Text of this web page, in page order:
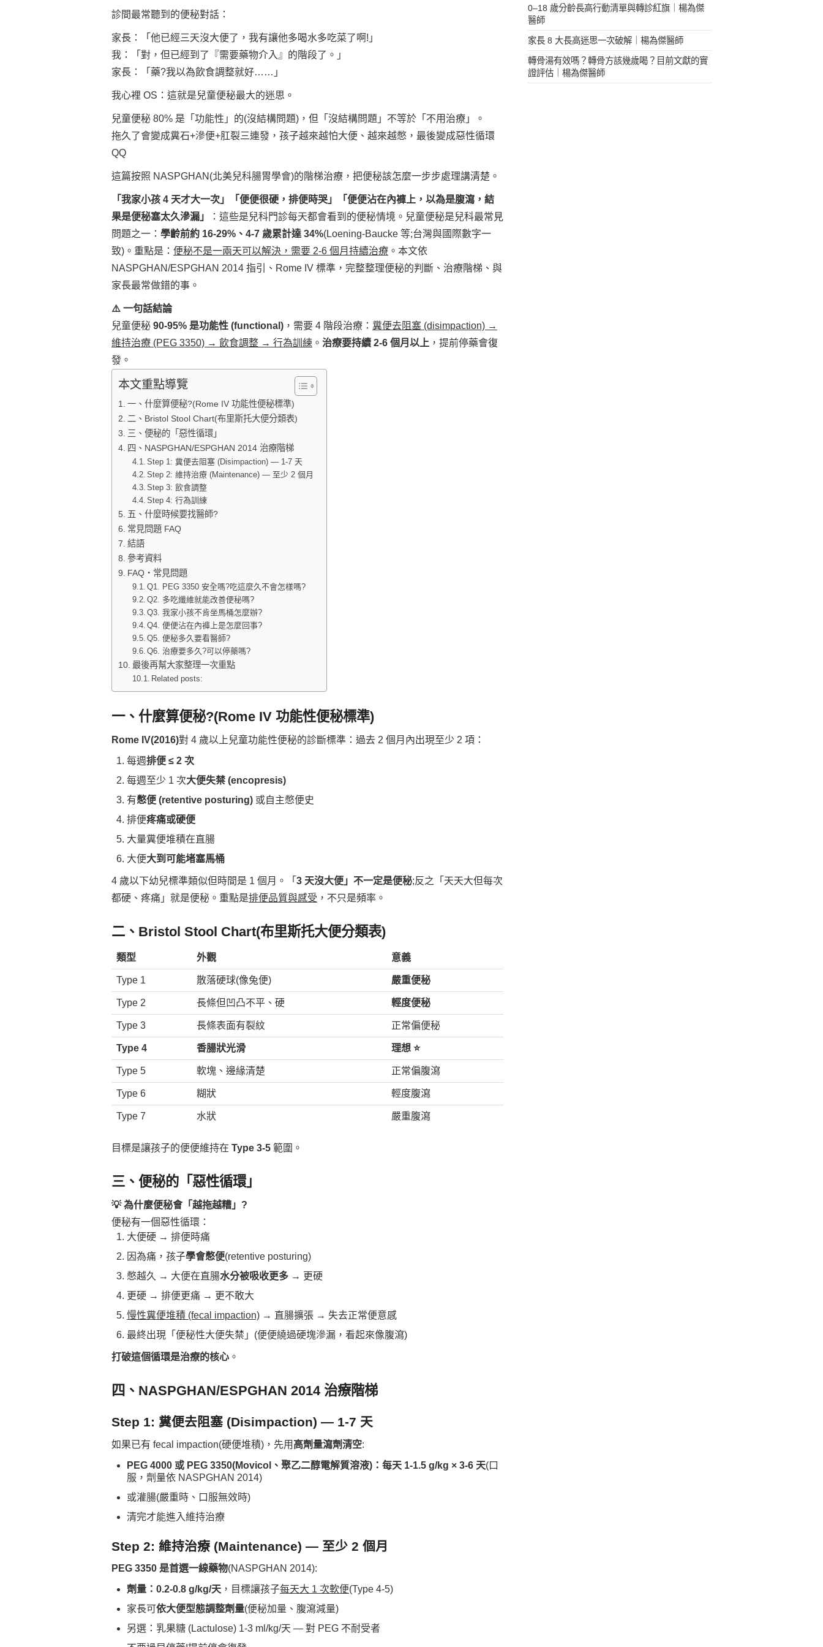
診間最常聽到的便秘對話：
家長：「他已經三天沒大便了，我有讓他多喝水多吃菜了啊!」
我：「對，但已經到了『需要藥物介入』的階段了。」
家長：「藥?我以為飲食調整就好……」
我心裡 OS：這就是兒童便秘最大的迷思。
兒童便秘 80% 是「功能性」的(沒結構問題)，但「沒結構問題」不等於「不用治療」。
拖久了會變成糞石+滲便+肛裂三連發，孩子越來越怕大便、越來越憋，最後變成惡性循環
QQ
這篇按照 NASPGHAN(北美兒科腸胃學會)的階梯治療，把便秘該怎麼一步步處理講清楚。
「我家小孩 4 天才大一次」「便便很硬，排便時哭」「便便沾在內褲上，以為是腹瀉，結
果是便秘塞太久滲漏」
：這些是兒科門診每天都會看到的便秘情境。兒童便秘是兒科最常見
問題之一： 學齡前約 16-29%、4-7 歲累計達 34%(Loening-Baucke 等;台灣與國際數字一
致)。重點是： 便秘不是一兩天可以解決，需要 2-6 個月持續治療 。本文依
NASPGHAN/ESPGHAN 2014 指引、Rome IV 標準，完整整理便秘的判斷、治療階梯、與
家長最常做錯的事。
⚠️ 一句話結論
兒童便秘 90-95% 是功能性 (functional) ，需要 4 階段治療： 糞便去阻塞 (disimpaction) →
維持治療 (PEG 3350) → 飲食調整 → 行為訓練 。 治療要持續 2-6 個月以上 ，提前停藥會復
發。
本文重點導覽
一、什麼算便秘?(Rome IV 功能性便秘標準)
二、Bristol Stool Chart(布里斯托大便分類表)
三、便秘的「惡性循環」
四、NASPGHAN/ESPGHAN 2014 治療階梯
Step 1: 糞便去阻塞 (Disimpaction) — 1-7 天
Step 2: 維持治療 (Maintenance) — 至少 2 個月
Step 3: 飲食調整
Step 4: 行為訓練
五、什麼時候要找醫師?
常見問題 FAQ
結語
參考資料
FAQ・常見問題
Q1. PEG 3350 安全嗎?吃這麼久不會怎樣嗎?
Q2. 多吃纖維就能改善便秘嗎?
Q3. 我家小孩不肯坐馬桶怎麼辦?
Q4. 便便沾在內褲上是怎麼回事?
Q5. 便秘多久要看醫師?
Q6. 治療要多久?可以停藥嗎?
最後再幫大家整理一次重點
Related posts:
一、什麼算便秘?(Rome IV 功能性便秘標準)
Rome IV(2016)對 4 歲以上兒童功能性便秘的診斷標準：過去 2 個月內出現至少 2 項：
每週排便 ≤ 2 次
每週至少 1 次大便失禁 (encopresis)
有憋便 (retentive posturing) 或自主憋便史
排便疼痛或硬便
大量糞便堆積在直腸
大便大到可能堵塞馬桶
4 歲以下幼兒標準類似但時間是 1 個月。「 3 天沒大便」不一定是便秘;反之「天天大但每次
都硬、疼痛」就是便秘。重點是排便品質與感受 ，不只是頻率。
二、Bristol Stool Chart(布里斯托大便分類表)
類型 外觀 意義
Type 1 散落硬球(像兔便) 嚴重便秘
Type 2 長條但凹凸不平、硬 輕度便秘
Type 3 長條表面有裂紋 正常偏便秘
Type 4 香腸狀光滑 理想 ⭐
Type 5 軟塊、邊緣清楚 正常偏腹瀉
Type 6 糊狀 輕度腹瀉
Type 7 水狀 嚴重腹瀉
目標是讓孩子的便便維持在 Type 3-5 範圍。
三、便秘的「惡性循環」
💡 為什麼便秘會「越拖越糟」?
便秘有一個惡性循環：
大便硬 → 排便時痛
因為痛，孩子學會憋便(retentive posturing)
憋越久 → 大便在直腸水分被吸收更多 → 更硬
更硬 → 排便更痛 → 更不敢大
慢性糞便堆積 (fecal impaction) → 直腸擴張 → 失去正常便意感
最終出現「便秘性大便失禁」(便便繞過硬塊滲漏，看起來像腹瀉)
打破這個循環是治療的核心 。
四、NASPGHAN/ESPGHAN 2014 治療階梯
Step 1: 糞便去阻塞 (Disimpaction) — 1-7 天
如果已有 fecal impaction(硬便堆積)，先用 高劑量瀉劑清空:
PEG 4000 或 PEG 3350(Movicol、聚乙二醇電解質溶液)：每天 1-1.5 g/kg × 3-6 天(口
服，劑量依 NASPGHAN 2014)
或灌腸(嚴重時、口服無效時)
清完才能進入維持治療
Step 2: 維持治療 (Maintenance) — 至少 2 個月
PEG 3350 是首選一線藥物(NASPGHAN 2014):
劑量：0.2-0.8 g/kg/天 ，目標讓孩子每天大 1 次軟便(Type 4-5)
家長可依大便型態調整劑量(便秘加量、腹瀉減量)
另選：乳果糖 (Lactulose) 1-3 ml/kg/天 — 對 PEG 不耐受者
0–18 歲分齡長高行動清單與轉診紅旗｜楊為傑
醫師
家長 8 大長高迷思一次破解｜楊為傑醫師
轉骨湯有效嗎？轉骨方該幾歲喝？目前文獻的實
證評估｜楊為傑醫師